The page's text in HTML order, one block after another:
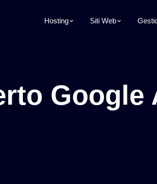
Hosting Siti Web
Google